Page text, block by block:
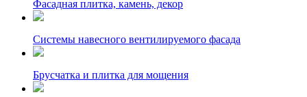
Фасадная плитка, камень, декор
Системы навесного вентилируемого фасада
Брусчатка и плитка для мощения